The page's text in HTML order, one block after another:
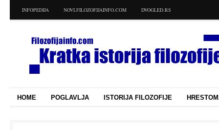
INFOPEDIJA NOVI.FILOZOFIJAINFO.COM DVOGLED.RS
HOME POGLAVLJA ISTORIJA FILOZOFIJE